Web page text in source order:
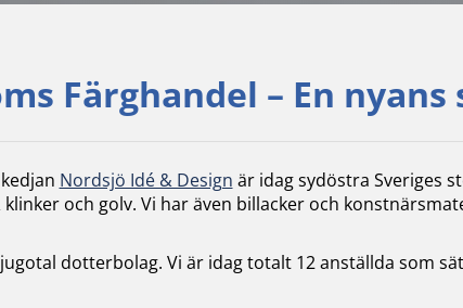
Färghandel – En
Nordsjö Idé & Design är idag sydöstra Sveriges
klinker och golv. Vi har även billacker och
dotterbolag. Vi är idag totalt 12 anställda som